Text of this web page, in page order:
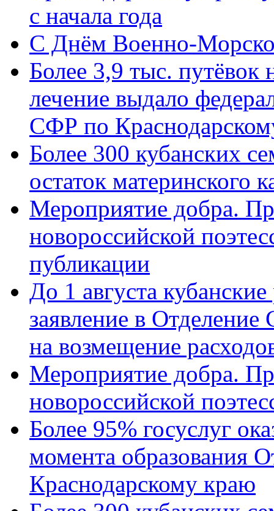
с начала года
C Днём Военно-
Более 3,9 тыс. путёвок
лечение выдало
СФР по
Более 300 кубанских
остаток материнского
Мероприятие добра.
новороссийской
публикации
До 1 августа
заявление в
на возмещение
Мероприятие добра.
новороссийской
Более 95% госуслуг
момента образования
Краснодарскому краю